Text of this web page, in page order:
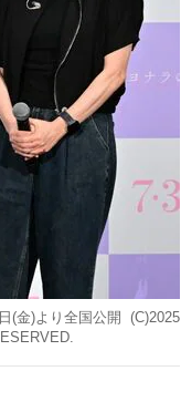
(金)より全国公開 (C)2025